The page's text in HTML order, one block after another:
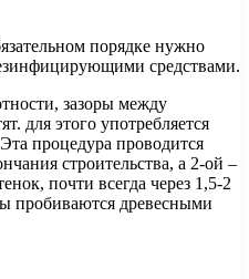
порядке нужно
средствами.
зазоры между
для этого употребляется
процедура проводится
строительства, а 2-ой –
почти всегда через 1,5-2
пробиваются древесными